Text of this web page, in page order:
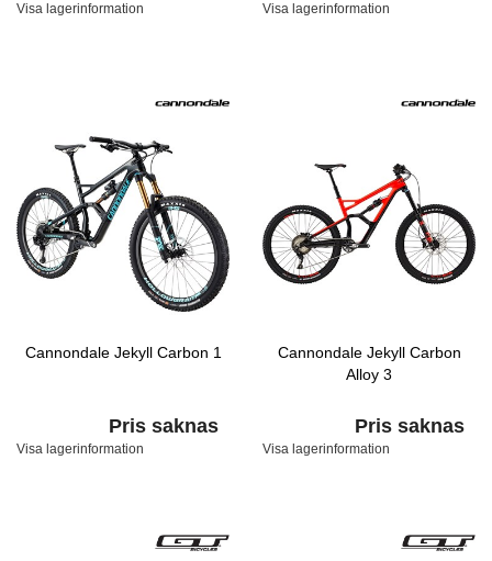
Visa lagerinformation Visa lagerinformation
Cannondale Jekyll Carbon 1
Pris saknas
Visa lagerinformation
Cannondale Jekyll Carbon
Alloy 3
Pris saknas
Visa lagerinformation